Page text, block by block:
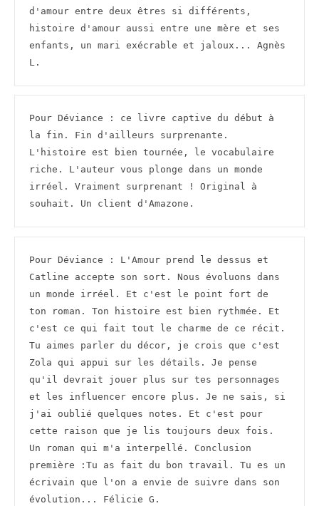
d'amour entre deux êtres si différents,
histoire d'amour aussi entre une mère et ses
enfants, un mari exécrable et jaloux... Agnès
L.
Pour Déviance : ce livre captive du début à
la fin. Fin d'ailleurs surprenante.
L'histoire est bien tournée, le vocabulaire
riche. L'auteur vous plonge dans un monde
irréel. Vraiment surprenant ! Original à
souhait. Un client d'Amazone.
Pour Déviance : L'Amour prend le dessus et
Catline accepte son sort. Nous évoluons dans
un monde irréel. Et c'est le point fort de
ton roman. Ton histoire est bien rythmée. Et
c'est ce qui fait tout le charme de ce récit.
Tu aimes parler du décor, je crois que c'est
Zola qui appui sur les détails. Je pense
qu'il devrait jouer plus sur tes personnages
et les influencer encore plus. Je ne sais, si
j'ai oublié quelques notes. Et c'est pour
cette raison que je lis toujours deux fois.
Un roman qui m'a interpellé. Conclusion
première :Tu as fait du bon travail. Tu es un
écrivain que l'on a envie de suivre dans son
évolution... Félicie G.